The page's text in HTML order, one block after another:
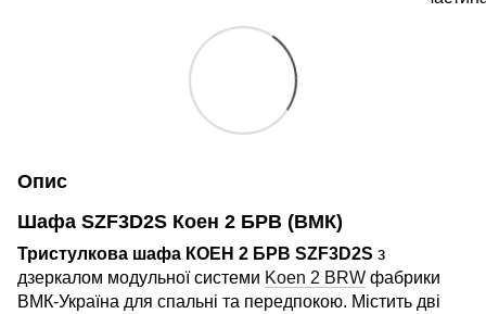
Опис
Шафа SZF3D2S Коен 2 БРВ (ВМК)
Тристулкова шафа КОЕН 2 БРВ SZF3D2S з
дзеркалом модульної системи Koen 2 BRW фабрики
ВМК-Україна для спальні та передпокою. Містить дві